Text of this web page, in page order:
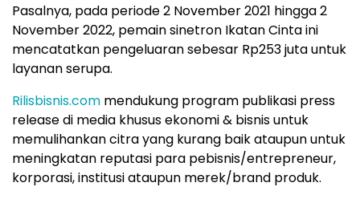
Pasalnya, pada periode 2 November 2021 hingga 2
November 2022, pemain sinetron Ikatan Cinta ini
mencatatkan pengeluaran sebesar Rp253 juta untuk
layanan serupa.
Rilisbisnis.com mendukung program publikasi press
release di media khusus ekonomi & bisnis untuk
memulihankan citra yang kurang baik ataupun untuk
meningkatan reputasi para pebisnis/entrepreneur,
korporasi, institusi ataupun merek/brand produk.